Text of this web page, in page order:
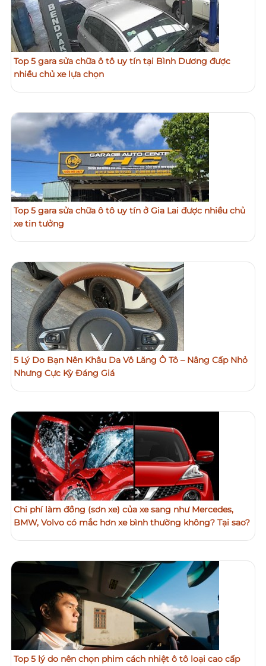
Top 5 gara sửa chữa ô tô uy tín tại Bình Dương được
nhiều chủ xe lựa chọn
Top 5 gara sửa chữa ô tô uy tín ở Gia Lai được nhiều chủ
xe tin tưởng
5 Lý Do Bạn Nên Khâu Da Vô Lăng Ô Tô – Nâng Cấp Nhỏ
Nhưng Cực Kỳ Đáng Giá
Chi phí làm đồng (sơn xe) của xe sang như Mercedes,
BMW, Volvo có mắc hơn xe bình thường không? Tại sao?
Top 5 lý do nên chọn phim cách nhiệt ô tô loại cao cấp